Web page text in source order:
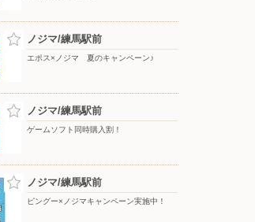
ノジマ/練馬駅前
エポス×ノジマ 夏のキャンペーン♪
ノジマ/練馬駅前
ゲームソフト同時購入割！
ノジマ/練馬駅前
ピングー×ノジマキャンペーン実施中！